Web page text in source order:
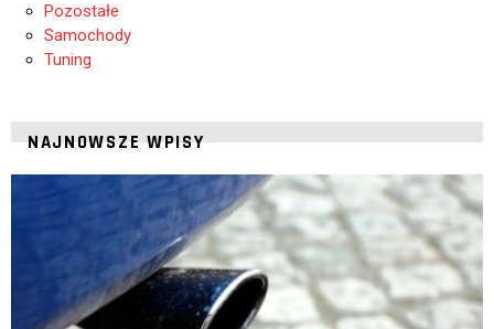
Pozostałe
Samochody
Tuning
NAJNOWSZE WPISY